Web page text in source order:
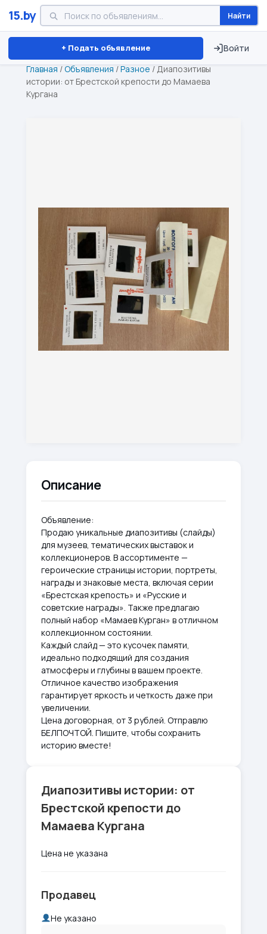
15.by Найти
+ Подать объявление Войти
Минск Витебск Брест ⏱ ТОЛЬКО 15 ДНЕЙ
Главная /Объявления /Разное / Диапозитивы
истории: от Брестской крепости до Мамаева
Кургана
Описание
Объявление:
Продаю уникальные диапозитивы (слайды)
для музеев, тематических выставок и
коллекционеров. В ассортименте —
героические страницы истории, портреты,
награды и знаковые места, включая серии
«Брестская крепость» и «Русские и
советские награды». Также предлагаю
полный набор «Мамаев Курган» в отличном
коллекционном состоянии.
Каждый слайд — это кусочек памяти,
идеально подходящий для создания
атмосферы и глубины в вашем проекте.
Отличное качество изображения
гарантирует яркость и четкость даже при
увеличении.
Цена договорная, от 3 рублей. Отправлю
БЕЛПОЧТОЙ. Пишите, чтобы сохранить
историю вместе!
Диапозитивы истории: от
Брестской крепости до
Мамаева Кургана
Цена не указана
Продавец
Не указано